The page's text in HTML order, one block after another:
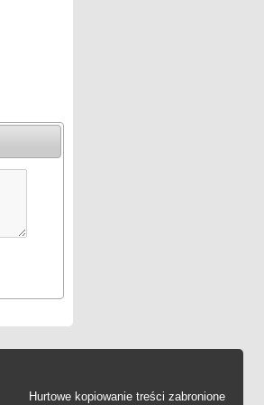
Hurtowe kopiowanie treści zabronione